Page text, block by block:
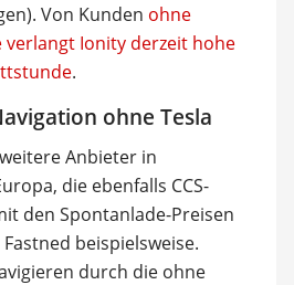
Von Kunden ohne
verlangt Ionity derzeit hohe
.
ohne Tesla
Anbieter in
die ebenfalls CCS-
den Spontanlade-Preisen
beispielsweise.
durch die ohne